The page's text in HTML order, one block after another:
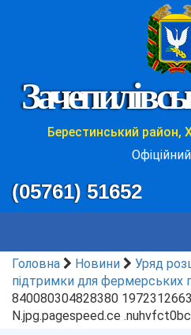
Берестинський район,
(05761) 51652
Головна
Новини
Уряд
підтримки для фермерських
840080304828380
N.jpg.pagespeed.ce .nuhvfct0bc